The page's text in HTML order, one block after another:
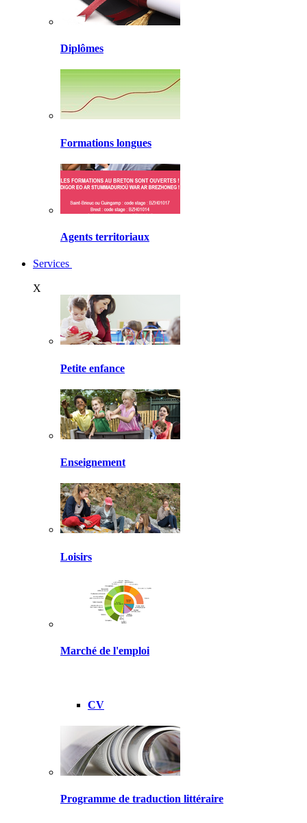
Diplômes
Formations longues
Agents territoriaux
Services
X
Petite enfance
Enseignement
Loisirs
Marché de l'emploi
CV
Programme de traduction littéraire